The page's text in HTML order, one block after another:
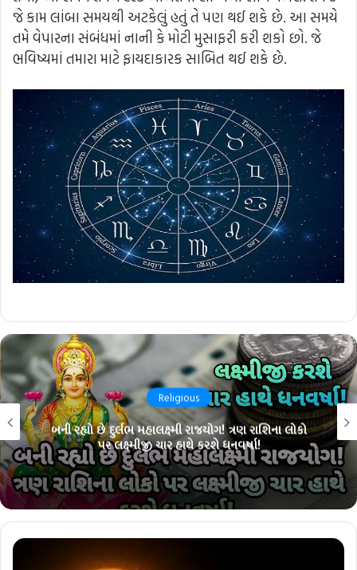
જે કામ લાંબા સમયથી અટકેલું હતું તે પણ થઈ શકે છે. આ સમયે
તમે વેપારના સંબંધમાં નાની કે મોટી મુસાફરી કરી શકો છો. જે
ભવિષ્યમાં તમારા માટે ફાયદાકારક સાબિત થઈ શકે છે.
Religious
બની રહ્યો છે દુર્લભ મહાલક્ષ્મી રાજયોગ! ત્રણ રાશિના લોકો
પર લક્ષ્મીજી ચાર હાથે કરશે ધનવર્ષા!